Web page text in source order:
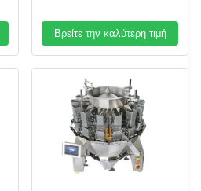
Βρείτε την καλύτερη τιμή